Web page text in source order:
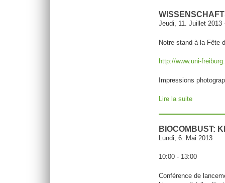
Jeudi, 11. Juillet 2013
Notre stand à la Fête
http://www.uni-
Impressions
Lire la suite
BIOCOMBUST:
Lundi, 6. Mai 2013
10:00 - 13:00
Conférence de